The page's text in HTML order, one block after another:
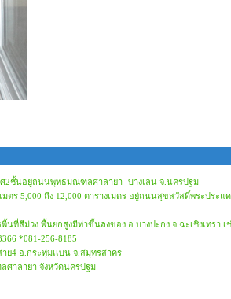
ศ2ชั้นอยู่ถนนพุทธมณฑลศาลายา -บางเลน จ.นครปฐม
มตร 5,000 ถึง 12,000 ตารางเมตร อยู่ถนนสุขสวัสดิ์พระประแ
นที่สีม่วง พื้นยกสูงมีท่าขึ้นลงของ อ.บางปะกง จ.ฉะเชิงเทรา เ
*081-256-8185
ย4 อ.กระทุ่มเเบน จ.สมุทรสาคร
ศาลายา จังหวัดนครปฐม